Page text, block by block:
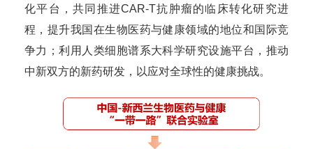
化平台，共同推进CAR-T抗肿瘤的临床转化研究进
程，提升我国在生物医药与健康领域的地位和国际竞
争力；利用人类细胞谱系大科学研究设施平台，推动
中新双方的新药研发，以应对全球性的健康挑战。